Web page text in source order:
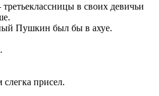
в своих девичьи
Пушкин был бы в ахуе.
слегка присел.